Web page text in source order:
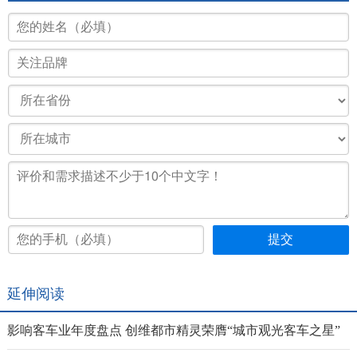
延伸阅读
影响客车业年度盘点 创维都市精灵荣膺“城市观光客车之星”